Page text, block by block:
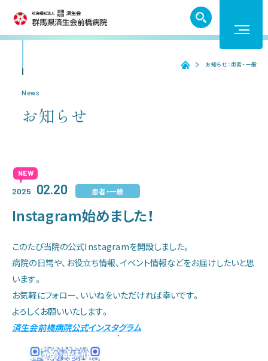
受診のご案内
病院紹介
当院の特色
診療部門のご案内
ホーム お知らせ：患者・一般
News
お知らせ
2025 02.20 患者・一般
Instagram始めました！
このたび当院の公式Instagramを開設しました。
病院の日常や、お役立ち情報、イベント情報などをお届けしたいと思
います。
お気軽にフォロー、いいねをいただければ幸いです。
よろしくお願いいたします。
済生会前橋病院公式インスタグラム